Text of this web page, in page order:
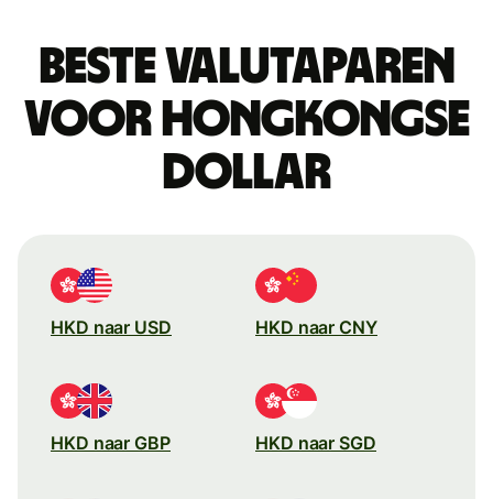
Beste valutaparen
voor Hongkongse
dollar
HKD naar USD HKD naar CNY
HKD naar GBP HKD naar SGD